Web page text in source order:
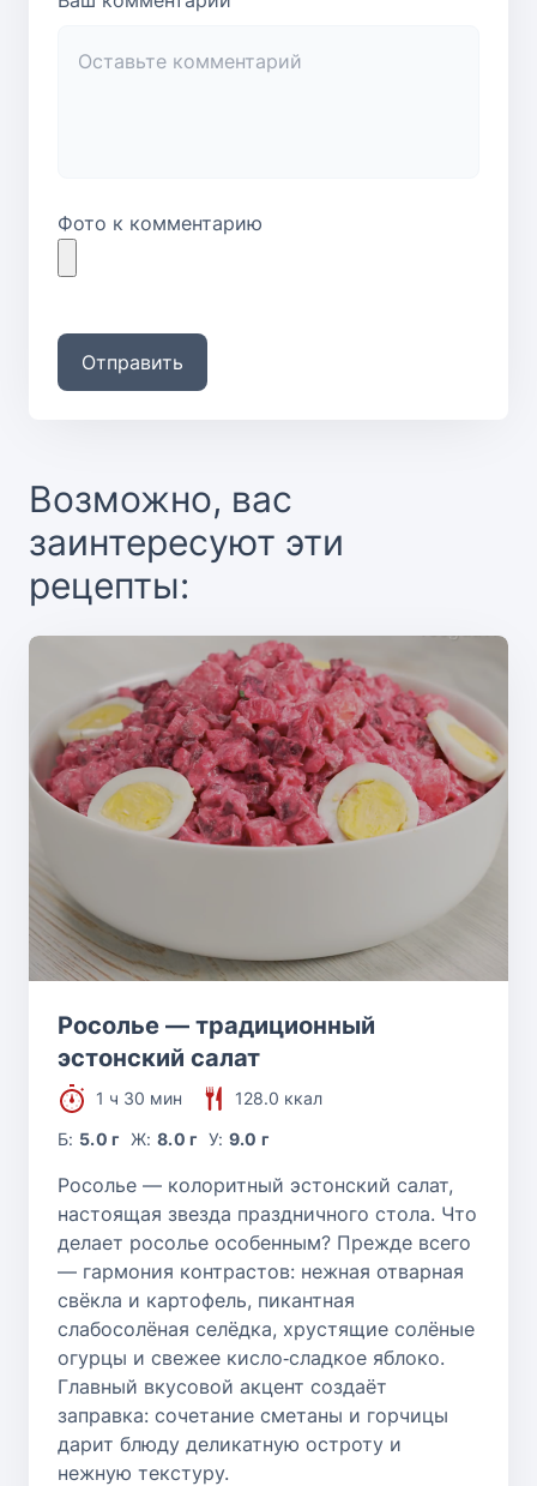
Фото к комментарию
Отправить
Возможно, вас
заинтересуют эти
рецепты:
Росолье — традиционный
эстонский салат
1 ч 30 мин
128.0 ккал
Б: 5.0 г Ж: 8.0 г У: 9.0 г
Росолье — колоритный эстонский салат,
настоящая звезда праздничного стола. Что
делает росолье особенным? Прежде всего
— гармония контрастов: нежная отварная
свёкла и картофель, пикантная
слабосолёная селёдка, хрустящие солёные
огурцы и свежее кисло‑сладкое яблоко.
Главный вкусовой акцент создаёт
заправка: сочетание сметаны и горчицы
дарит блюду деликатную остроту и
нежную текстуру.